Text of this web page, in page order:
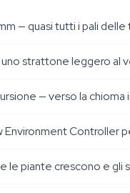
— quasi tutti i pali
strattone leggero
— verso la
Controller
le piante crescono e gli